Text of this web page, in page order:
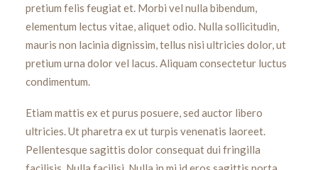
pretium felis feugiat et. Morbi vel nulla bibendum,
elementum lectus vitae, aliquet odio. Nulla sollicitudin,
mauris non lacinia dignissim, tellus nisi ultricies dolor, ut
pretium urna dolor vel lacus. Aliquam consectetur luctus
condimentum.
Etiam mattis ex et purus posuere, sed auctor libero
ultricies. Ut pharetra ex ut turpis venenatis laoreet.
Pellentesque sagittis dolor consequat dui fringilla